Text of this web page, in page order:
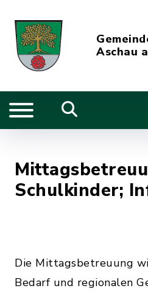
Aschau
Schulkinder;
Die Mittagsbetreuung
Bedarf und regionalen